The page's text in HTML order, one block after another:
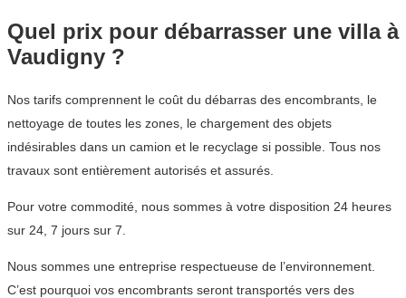
Quel prix pour débarrasser une villa à
Vaudigny ?
Nos tarifs comprennent le coût du débarras des encombrants, le
nettoyage de toutes les zones, le chargement des objets
indésirables dans un camion et le recyclage si possible. Tous nos
travaux sont entièrement autorisés et assurés.
Pour votre commodité, nous sommes à votre disposition 24 heures
sur 24, 7 jours sur 7.
Nous sommes une entreprise respectueuse de l’environnement.
C’est pourquoi vos encombrants seront transportés vers des